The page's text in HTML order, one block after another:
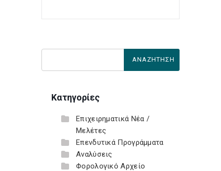
Κατηγορίες
Επιχειρηματικά Νέα /
Μελέτες
Επενδυτικά Προγράμματα
Αναλύσεις
Φορολογικό Αρχείο